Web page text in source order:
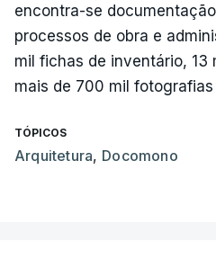
encontra-se
processos de obra e
mil fichas de inventário, 13
mais de 700 mil
TÓPICOS
Arquitetura, Docomono